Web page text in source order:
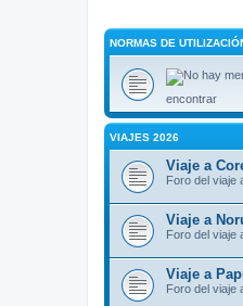
NORMAS DE
encontrar
VIAJES 2026
Viaje a
Foro del viaje
Viaje a
Foro del viaje
Viaje a
Foro del viaje